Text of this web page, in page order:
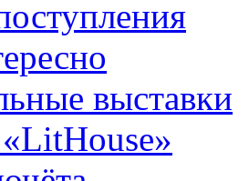
выставки